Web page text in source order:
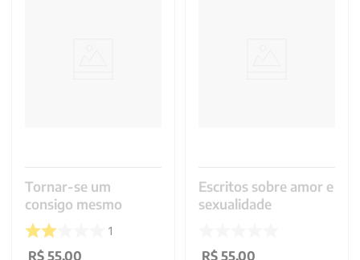
Tornar-se um
consigo mesmo
1
R$ 55,00
Escritos sobre amor e
sexualidade
R$ 55,00